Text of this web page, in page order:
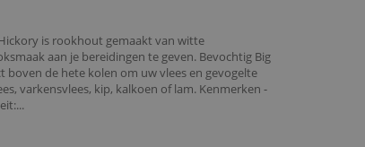
is rookhout gemaakt van witte
aan je bereidingen te geven. Bevochtig Big
boven de hete kolen om uw vlees en gevogelte
varkensvlees, kip, kalkoen of lam. Kenmerken -